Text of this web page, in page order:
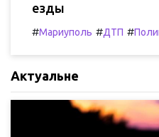
езды
#Мариуполь #ДТП #
Актуальне